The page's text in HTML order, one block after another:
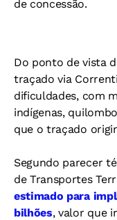
de concessão.
Do ponto de vista
traçado via
dificuldades, com
indígenas,
que o traçado
Segundo parecer
de Transportes
estimado para
bilhões, valor que